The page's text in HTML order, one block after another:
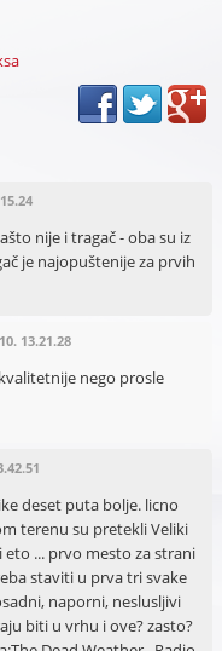
nije i tragač - oba su iz
je najopuštenije za prvih
13.21.28
nego prosle
deset puta bolje. licno
terenu su pretekli Veliki
... prvo mesto za strani
staviti u prva tri svake
naporni, neslusljivi
biti u vrhu i ove? zasto?